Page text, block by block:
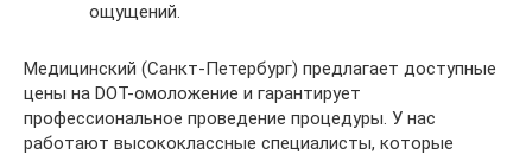
ощущений.
Медицинский (Санкт-Петербург) предлагает доступные
цены на DOT-омоложение и гарантирует
профессиональное проведение процедуры. У нас
работают высококлассные специалисты, которые